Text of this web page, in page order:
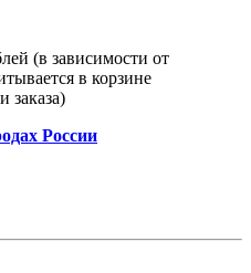
(в зависимости от
в корзине
заказа)
России